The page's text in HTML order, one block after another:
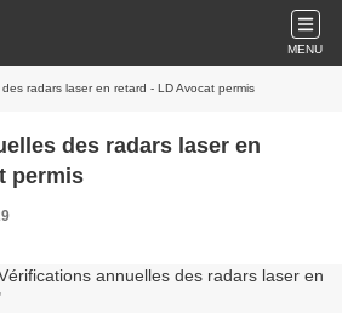
MENU
radars laser en retard - LD Avocat permis
des radars laser en
permis